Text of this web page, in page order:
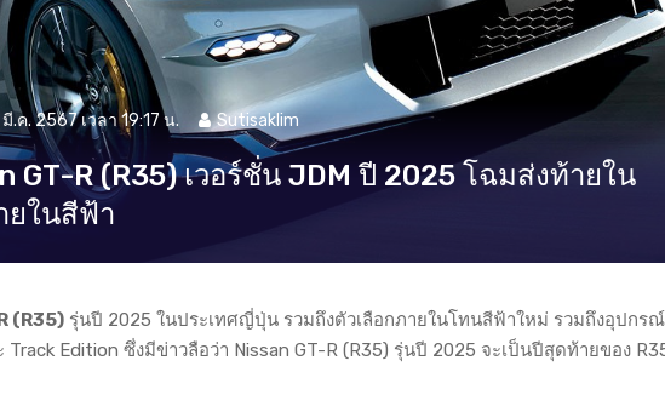
มี.ค. 2567 เวลา 19:17 น. Sutisaklim
GT-R (R35) เวอร์ชั่น JDM ปี 2025 โฉมส่งท้ายใน
ยในสีฟ้า
(R35) รุ่นปี 2025 ในประเทศญี่ปุ่น รวมถึงตัวเลือกภายในโทนสีฟ้าใหม่ รวมถึงอุปกร
Edition ซึ่งมีข่าวลือว่า Nissan GT-R (R35) รุ่นปี 2025 จะเป็นปีสุดท้ายของ